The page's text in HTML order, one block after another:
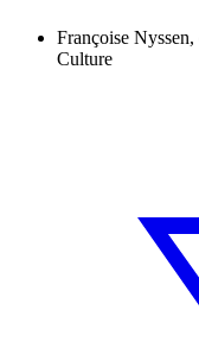
Françoise
Culture